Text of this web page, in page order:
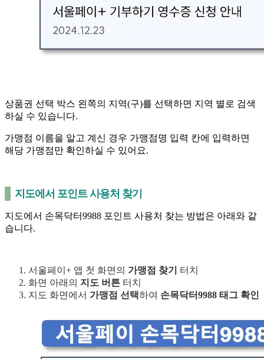
상품권 선택 박스 왼쪽의 지역(구)를 선택하면 지역 별로 검색
하실 수 있습니다.
가맹점 이름을 알고 계신 경우 가맹점명 입력 칸에 입력하면
해당 가맹점만 확인하실 수 있어요.
지도에서 포인트 사용처 찾기
지도에서 손목닥터9988 포인트 사용처 찾는 방법은 아래와 같
습니다.
서울페이+ 앱 첫 화면의 가맹점 찾기
터치
화면 아래의 지도 버튼 터치
지도 화면에서 가맹점 선택하여 손목닥터9988 태그 확인